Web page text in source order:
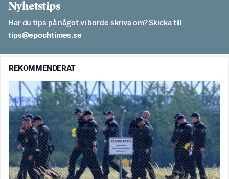
Nyhetstips
Har du tips på något vi borde skriva om? Skicka till
es.semithcope@spit
REKOMMENDERAT